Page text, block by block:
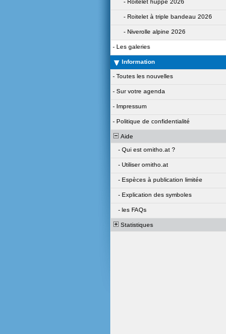
- Roitelet huppé 2026
- Roitelet à triple bandeau 2026
- Niverolle alpine 2026
- Les galeries
Information
- Toutes les nouvelles
- Sur votre agenda
- Impressum
- Politique de confidentialité
Aide
- Qui est ornitho.at ?
- Utiliser ornitho.at
- Espèces à publication limitée
- Explication des symboles
- les FAQs
Statistiques